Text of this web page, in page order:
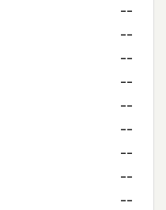
--
--
--
--
--
--
--
--
--